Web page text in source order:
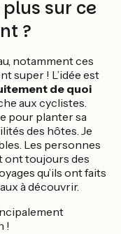
sur ce
?
notamment ces
super ! L’idée est
de quoi
aux cyclistes.
pour planter sa
des hôtes. Je
Les personnes
ont toujours des
qu’ils ont faits
à découvrir.
!